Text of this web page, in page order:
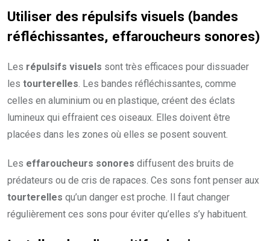
Utiliser des répulsifs visuels (bandes
réfléchissantes, effaroucheurs sonores)
Les répulsifs visuels sont très efficaces pour dissuader
les tourterelles. Les bandes réfléchissantes, comme
celles en aluminium ou en plastique, créent des éclats
lumineux qui effraient ces oiseaux. Elles doivent être
placées dans les zones où elles se posent souvent.
Les effaroucheurs sonores diffusent des bruits de
prédateurs ou de cris de rapaces. Ces sons font penser aux
tourterelles qu’un danger est proche. Il faut changer
régulièrement ces sons pour éviter qu’elles s’y habituent.